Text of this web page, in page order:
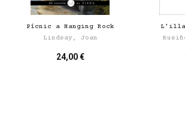
Pícnic a Hanging Rock
Lindsay, Joan
24,00 €